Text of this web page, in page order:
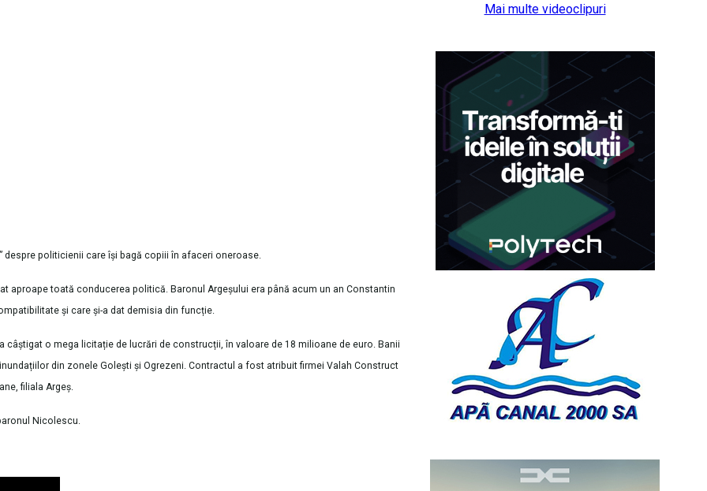
despre politicienii care își bagă copiii în afaceri oneroase.
aproape toată conducerea politică. Baronul Argeșului era până acum un an Constantin
și care și-a dat demisia din funcție.
o mega licitație de lucrări de construcții, în valoare de 18 milioane de euro. Banii
din zonele Golești și Ogrezeni. Contractul a fost atribuit firmei Valah Construct
filiala Argeș.
Nicolescu.
Mai multe videoclipuri